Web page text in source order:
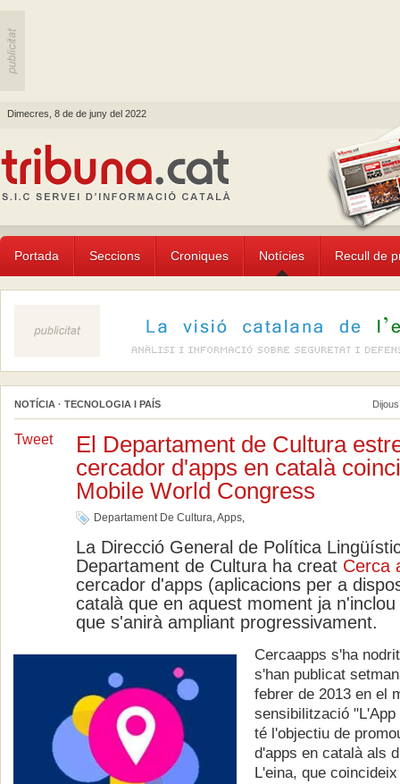
Dimecres, 8 de de juny del 2022
Portada Seccions Croniques Notícies Recull de
NOTÍCIA · TECNOLOGIA I PAÍS
Tweet
El Departament de Cultura
cercador d'apps en català
Mobile World Congress
Departament De Cultura,Apps,
La Direcció General de Política
Departament de Cultura ha creat Cerca
cercador d'apps (aplicacions per a
català que en aquest moment ja
que s'anirà ampliant progressivament.
Cercaapps s'ha
s'han publicat
febrer de 2013 en el
sensibilització
té l'objectiu de
d'apps en català als
L'eina, que